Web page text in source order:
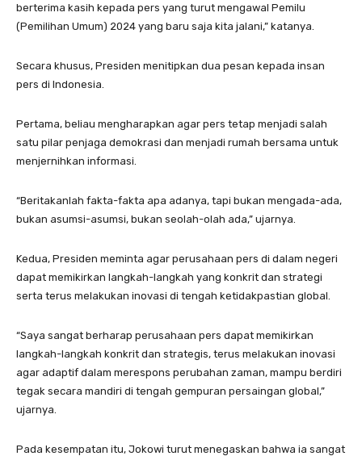
berterima kasih kepada pers yang turut mengawal Pemilu
(Pemilihan Umum) 2024 yang baru saja kita jalani,” katanya.
Secara khusus, Presiden menitipkan dua pesan kepada insan
pers di Indonesia.
Pertama, beliau mengharapkan agar pers tetap menjadi salah
satu pilar penjaga demokrasi dan menjadi rumah bersama untuk
menjernihkan informasi.
“Beritakanlah fakta-fakta apa adanya, tapi bukan mengada-ada,
bukan asumsi-asumsi, bukan seolah-olah ada,” ujarnya.
Kedua, Presiden meminta agar perusahaan pers di dalam negeri
dapat memikirkan langkah-langkah yang konkrit dan strategi
serta terus melakukan inovasi di tengah ketidakpastian global.
“Saya sangat berharap perusahaan pers dapat memikirkan
langkah-langkah konkrit dan strategis, terus melakukan inovasi
agar adaptif dalam merespons perubahan zaman, mampu berdiri
tegak secara mandiri di tengah gempuran persaingan global,”
ujarnya.
Pada kesempatan itu, Jokowi turut menegaskan bahwa ia sangat